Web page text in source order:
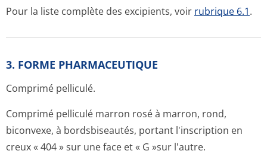
Pour la liste complète des excipients, voir rubrique 6.1.
3. FORME PHARMACEUTIQUE
Comprimé pelliculé.
Comprimé pelliculé marron rosé à marron, rond,
biconvexe, à bordsbiseautés, portant l'inscription en
creux « 404 » sur une face et « G »sur l'autre.